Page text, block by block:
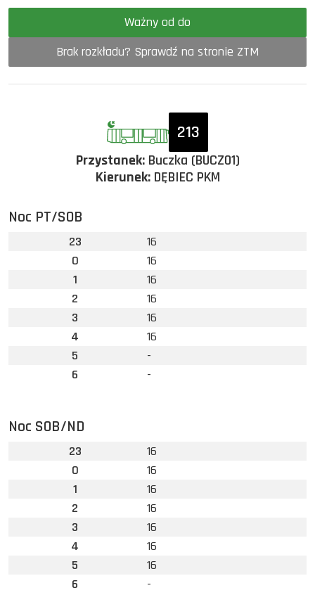
Ważny od do
Brak rozkładu? Sprawdź na stronie ZTM
213
Przystanek:Buczka (BUCZ01)
Kierunek:DĘBIEC PKM
Noc PT/SOB
23
16
0
16
1
16
2
16
3
16
4
16
5
-
6
-
Noc SOB/ND
23
16
0
16
1
16
2
16
3
16
4
16
5
16
6
-